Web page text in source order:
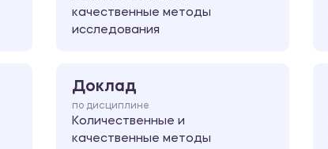
качественные методы
исследования
Доклад
по дисциплине
Количественные и
качественные методы